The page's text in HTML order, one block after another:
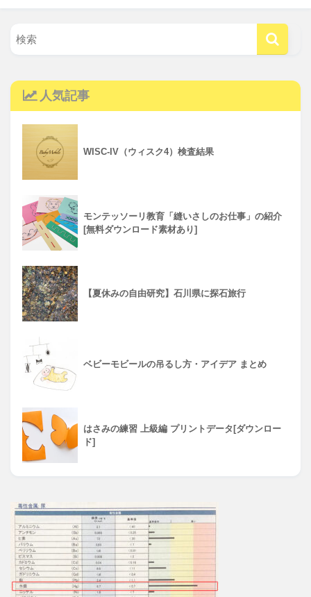
人気記事
WISC-IV（ウィスク4）検査結果
モンテッソーリ教育「縫いさしのお仕事」の紹介
[無料ダウンロード素材あり]
【夏休みの自由研究】石川県に探石旅行
ベビーモビールの吊るし方・アイデア まとめ
はさみの練習 上級編 プリントデータ[ダウンロー
ド]